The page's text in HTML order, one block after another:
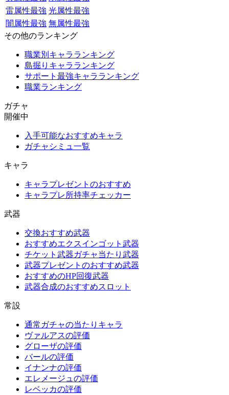
雷属性最強 光属性最強
闇属性最強 無属性最強
その他のランキング
職業別キャラランキング
島掘りキャラランキング
サポート最強キャラランキング
職業ランキング
ガチャ
開催中
入手可能なおすすめキャラ
ガチャシミュ一覧
キャラ
キャラプレゼントのおすすめ
キャラプレ所持率チェッカー
武器
交換おすすめ武器
おすすめエクスインゴット武器
チケット武器ガチャ当たり武器
武器プレゼントのおすすめ武器
おすすめのHP回復武器
武器合成のおすすめスロット
常設
通常ガチャの当たりキャラ
ヴァルアスの評価
グローザの評価
バールの評価
イナンナの評価
エレメージュの評価
レベッカの評価